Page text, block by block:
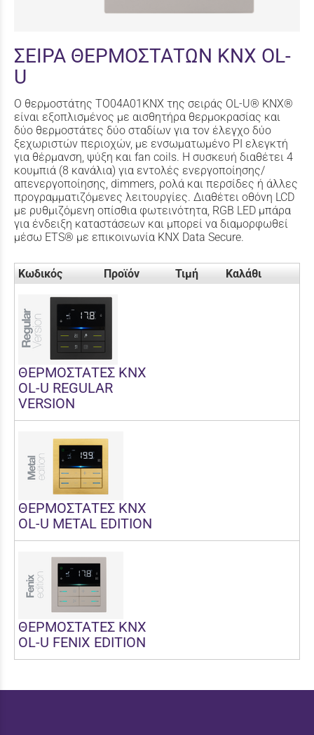
ΣΕΙΡΑ ΘΕΡΜΟΣΤΑΤΩΝ KNX OL-
U
Ο θερμοστάτης TO04A01KNX της σειράς OL-U® KNX®
είναι εξοπλισμένος με αισθητήρα θερμοκρασίας και
δύο θερμοστάτες δύο σταδίων για τον έλεγχο δύο
ξεχωριστών περιοχών, με ενσωματωμένο PI ελεγκτή
για θέρμανση, ψύξη και fan coils. Η συσκευή διαθέτει 4
κουμπιά (8 κανάλια) για εντολές ενεργοποίησης/
απενεργοποίησης, dimmers, ρολά και περσίδες ή άλλες
προγραμματιζόμενες λειτουργίες. Διαθέτει οθόνη LCD
με ρυθμιζόμενη οπίσθια φωτεινότητα, RGB LED μπάρα
για ένδειξη καταστάσεων και μπορεί να διαμορφωθεί
μέσω ETS® με επικοινωνία KNX Data Secure.
Κωδικός Προϊόν Τιμή Καλάθι
ΘΕΡΜΟΣΤΑΤΕΣ KNX
OL-U REGULAR
VERSION
ΘΕΡΜΟΣΤΑΤΕΣ KNX
OL-U METAL EDITION
ΘΕΡΜΟΣΤΑΤΕΣ KNX
OL-U FENIX EDITION